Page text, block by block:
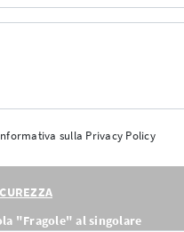
sulla Privacy Policy
"Fragole" al singolare